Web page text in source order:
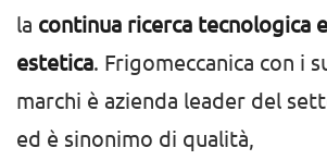
la continua ricerca tecnologica
estetica. Frigomeccanica con i
marchi è azienda leader del
ed è sinonimo di qualità,